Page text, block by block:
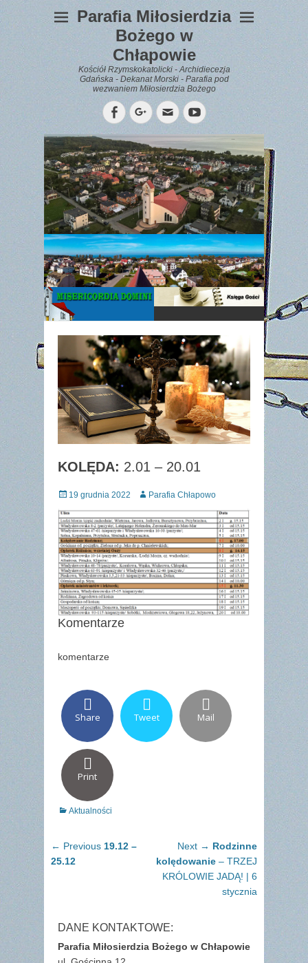
Parafia Miłosierdzia
Bożego w
Chłapowie
Kościół Rzymskokatolicki - Archidiecezja
Gdańska - Dekanat Morski - Parafia pod
wezwaniem Miłosierdzia Bożego
FacebookGoogleplus
EmailYouTube
WYPOCZYNEK
Gazetka
Parafialna
KOLĘDA: 2.01 – 20.01
Posted
19 grudnia 2022 Author
Parafia Chłapowo
Komentarze
komentarze
Share Tweet Mail
Print
Categories
Aktualności
Nawigacja
wpisu
← Previous Previous
19.12 –
25.12
Next → Next
post:
Rodzinne
kolędowanie – TRZEJ
KRÓLOWIE JADĄ! | 6
stycznia
DANE KONTAKTOWE:
Parafia Miłosierdzia Bożego w Chłapowie